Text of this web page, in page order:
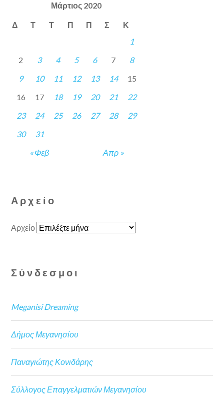
Μάρτιος 2020
Δ Τ Τ Π Π Σ Κ
« Φεβ Απρ »
1
2
3 4 5 6 7
8
9
10 11 12 13 14
15
16
17 18 19 20 21
22
23
24 25 26 27 28
29
30
31
Αρχείο
Αρχείο
Σύνδεσμοι
Meganisi Dreaming
Δήμος Μεγανησίου
Παναγιώτης Κονιδάρης
Σύλλογος Επαγγελματιών Μεγανησίου